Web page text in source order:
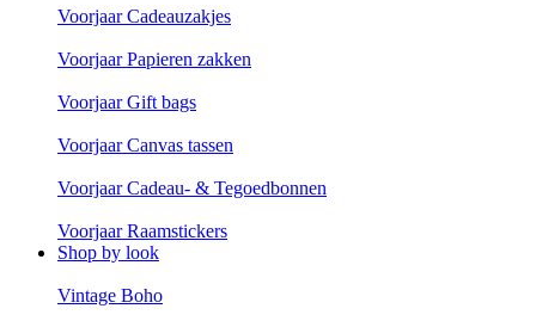
Voorjaar Cadeauzakjes
Voorjaar Papieren zakken
Voorjaar Gift bags
Voorjaar Canvas tassen
Voorjaar Cadeau- & Tegoedbonnen
Voorjaar Raamstickers
Shop by look
Vintage Boho